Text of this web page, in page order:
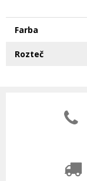
Farba
Rozteč